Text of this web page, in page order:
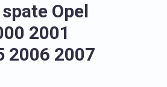
Opel
2001
2006 2007